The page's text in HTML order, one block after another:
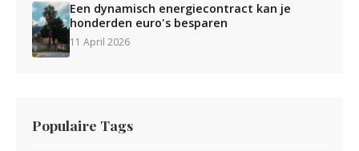
Een dynamisch energiecontract kan je
honderden euro's besparen
11 April 2026
Populaire Tags